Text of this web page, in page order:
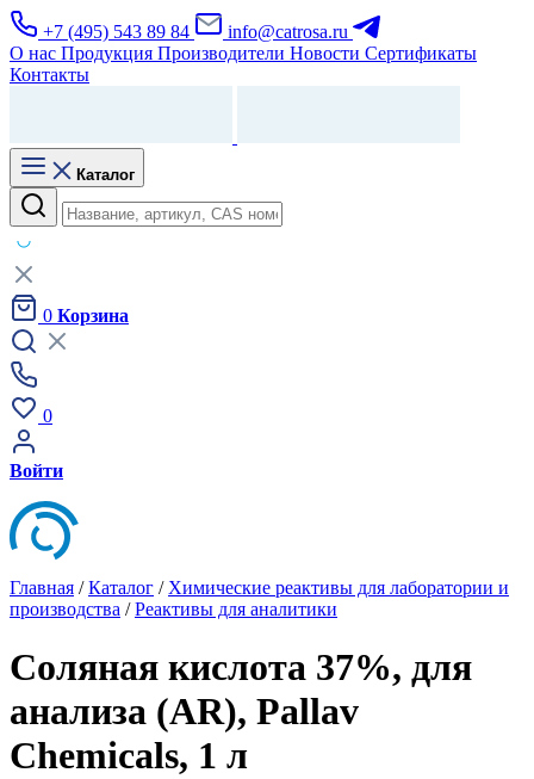
+7 (495) 543 89 84
info@catrosa.ru
О нас Продукция Производители Новости Сертификаты
Контакты
Каталог
0 Корзина
0
Войти
Главная /Каталог / Химические реактивы для лаборатории и
производства /Реактивы для аналитики
Соляная кислота 37%, для
анализа (AR), Pallav
Chemicals, 1 л